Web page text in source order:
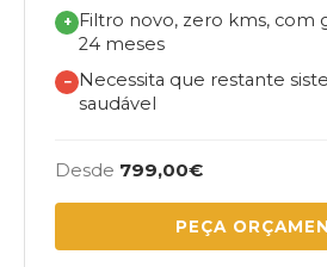
+ Filtro novo, zero kms, com
24 meses
− Necessita que restante
saudável
Desde 799,00€
PEÇA